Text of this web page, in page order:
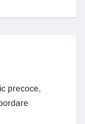
precoce,